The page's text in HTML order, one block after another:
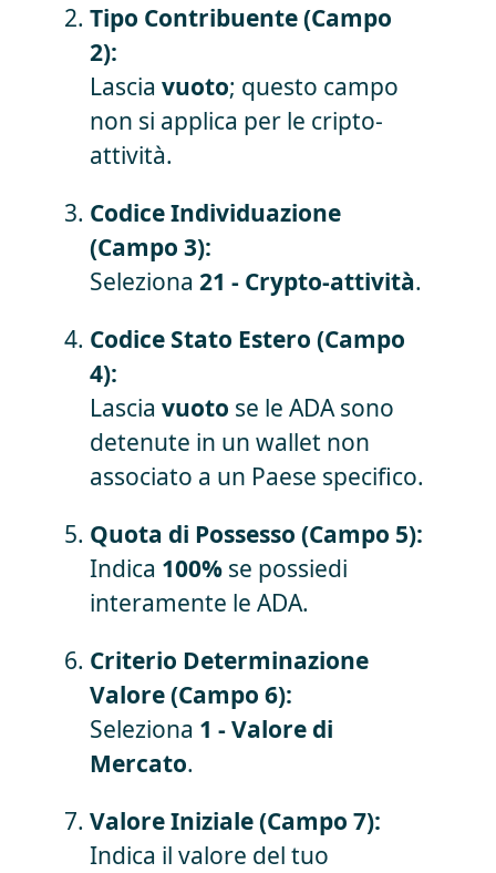
Tipo Contribuente (Campo
2):
Lascia vuoto; questo campo
non si applica per le cripto-
attività.
Codice Individuazione
(Campo 3):
Seleziona 21 - Crypto-attività.
Codice Stato Estero (Campo
4):
Lascia vuoto se le ADA sono
detenute in un wallet non
associato a un Paese specifico.
Quota di Possesso (Campo 5):
Indica 100% se possiedi
interamente le ADA.
Criterio Determinazione
Valore (Campo 6):
Seleziona 1 - Valore di
Mercato.
Valore Iniziale (Campo 7):
Indica il valore del tuo